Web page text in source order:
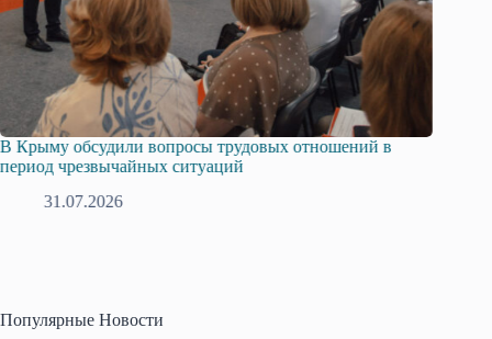
В Крыму обсудили вопросы трудовых отношений в
период чрезвычайных ситуаций
31.07.2026
Популярные Новости